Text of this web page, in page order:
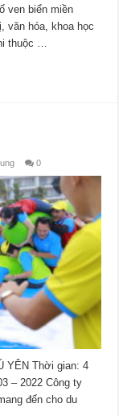
ven biển miền
văn hóa, khoa học
thuộc …
0
YÊN Thời gian: 4
– 2022 Công ty
đến cho du